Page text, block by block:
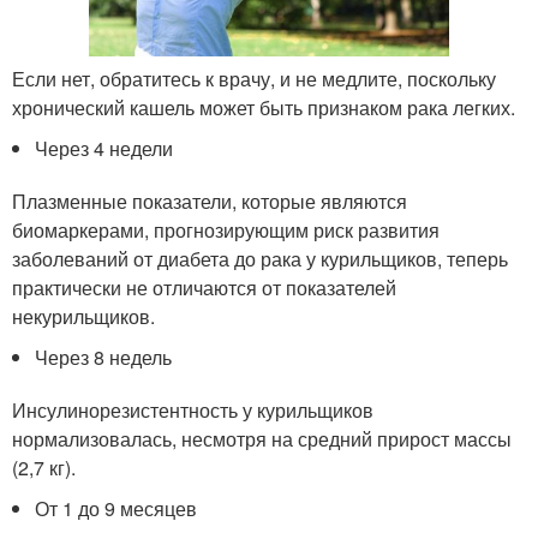
Если нет, обратитесь к врачу, и не медлите, поскольку
хронический кашель может быть признаком рака легких.
Через 4 недели
Плазменные показатели, которые являются
биомаркерами, прогнозирующим риск развития
заболеваний от диабета до рака у курильщиков, теперь
практически не отличаются от показателей
некурильщиков.
Через 8 недель
Инсулинорезистентность у курильщиков
нормализовалась, несмотря на средний прирост массы
(2,7 кг).
От 1 до 9 месяцев